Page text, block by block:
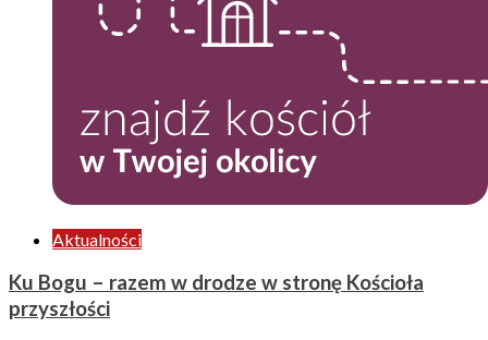
Aktualności
Ku Bogu – razem w drodze w stronę Kościoła
przyszłości